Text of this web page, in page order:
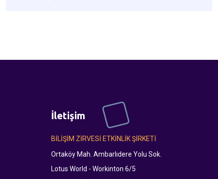
İletişim
BİLİŞİM ZİRVESİ ETKİNLİK ŞİRKETİ
Ortaköy Mah. Ambarlıdere Yolu Sok.
Lotus World - Workinton 6/5